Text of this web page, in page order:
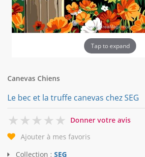
Tap to expand
Canevas Chiens
Le bec et la truffe canevas chez SEG
0
Donner votre avis
Ajouter à mes favoris
Collection : SEG